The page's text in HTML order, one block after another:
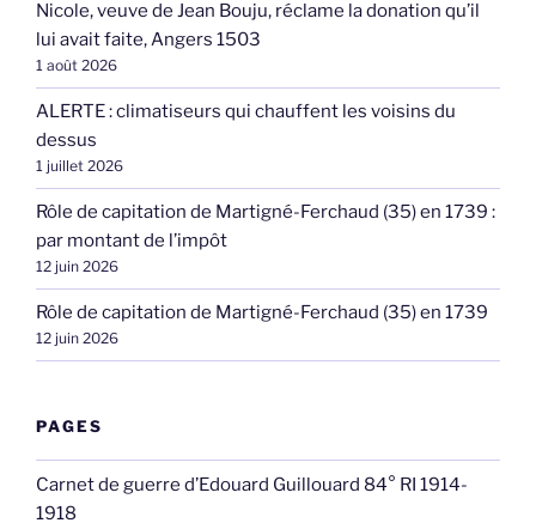
Nicole, veuve de Jean Bouju, réclame la donation qu’il
lui avait faite, Angers 1503
1 août 2026
ALERTE : climatiseurs qui chauffent les voisins du
dessus
1 juillet 2026
Rôle de capitation de Martigné-Ferchaud (35) en 1739 :
par montant de l’impôt
12 juin 2026
Rôle de capitation de Martigné-Ferchaud (35) en 1739
12 juin 2026
PAGES
Carnet de guerre d’Edouard Guillouard 84° RI 1914-
1918